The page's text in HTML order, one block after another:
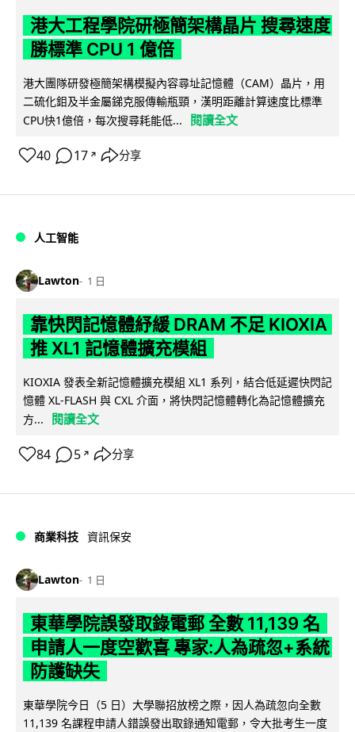
港大工程學院研極簡架構晶片 搜尋速度
勝標準 CPU 1 億倍
港大團隊研發極簡架構模擬內容尋址記憶體（CAM）晶片，用
二硫化鉬及半金屬銻克服傳輸瓶頸，漢明距離計算速度比標準
CPU快1億倍，每次搜尋耗能低...
閱讀全文
40 17 ↗ 分享
人工智能
Lawton 1 日
靠快閃記憶體紓緩 DRAM 不足 KIOXIA
推 XL1 記憶體擴充模組
KIOXIA 發表全新記憶體擴充模組 XL1 系列，結合低延遲快閃記
憶體 XL-FLASH 與 CXL 介面，將快閃記憶體轉化為記憶體擴充
方...
閱讀全文
84 5 ↗ 分享
商業科技 資訊保安
Lawton 1 日
東華學院誤發取錄電郵 全數 11,139 名
申請人一度空歡喜 專家:人為疏忽+系統
防護缺失
東華學院今日（5 日）大學聯招放榜之際，因人為疏忽向全數
11,139 名課程申請人錯誤發出取錄通知電郵，令大批考生一度